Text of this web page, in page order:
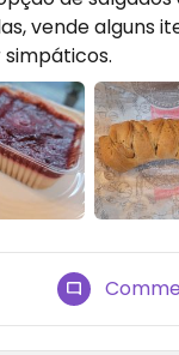
vende alguns
simpáticos.